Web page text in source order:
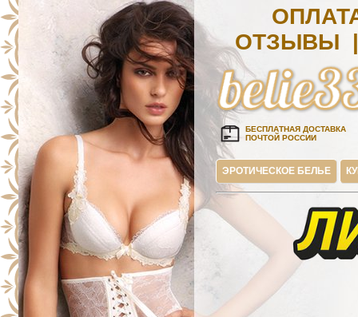
ОТЗЫВЫ
БЕСПЛАТНАЯ ДОСТАВКА
ПОЧТОЙ РОССИИ
ЭРОТИЧЕСКОЕ БЕЛЬЕ